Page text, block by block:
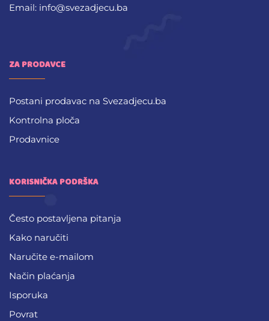
Email: info@svezadjecu.ba
ZA PRODAVCE
Postani prodavac na Svezadjecu.ba
Kontrolna ploča
Prodavnice
KORISNIČKA PODRŠKA
Često postavljena pitanja
Kako naručiti
Naručite e-mailom
Način plaćanja
Isporuka
Povrat